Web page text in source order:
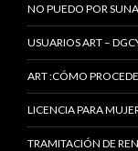
NO PUEDO POR SUNA
USUARIOS ART –
ART :CÓMO
LICENCIA PARA
TRAMITACIÓN DE